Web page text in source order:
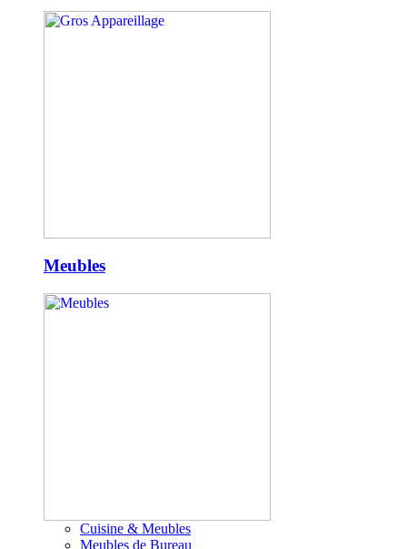
Meubles
Cuisine & Meubles
Meubles de Bureau